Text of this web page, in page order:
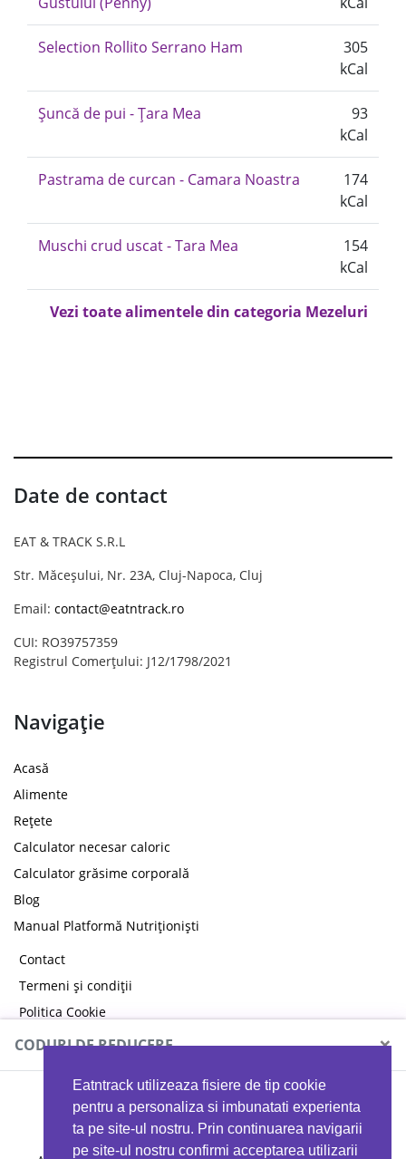
Eatntrack utilizeaza fisiere de tip cookie
pentru a personaliza si imbunatati experienta
ta pe site-ul nostru. Prin continuarea navigarii
pe site-ul nostru confirmi acceptarea utilizarii
Selection Rollito Serrano Ham
305
kCal
Șuncă de pui - Țara Mea
93
kCal
Pastrama de curcan - Camara Noastra
174
kCal
Muschi crud uscat - Tara Mea
154
kCal
Vezi toate alimentele din categoria Mezeluri
Date de contact
EAT & TRACK S.R.L
Str. Măceșului, Nr. 23A, Cluj-Napoca, Cluj
Email: contact@eatntrack.ro
CUI: RO39757359
Registrul Comerțului: J12/1798/2021
Navigație
Acasă
Alimente
Rețete
Calculator necesar caloric
Calculator grăsime corporală
Blog
Manual Platformă Nutriționiști
Contact
Termeni și condiții
Politica Cookie
Politica de confidențialitate
CODURI DE REDUCERE ×
MYPROTEIN